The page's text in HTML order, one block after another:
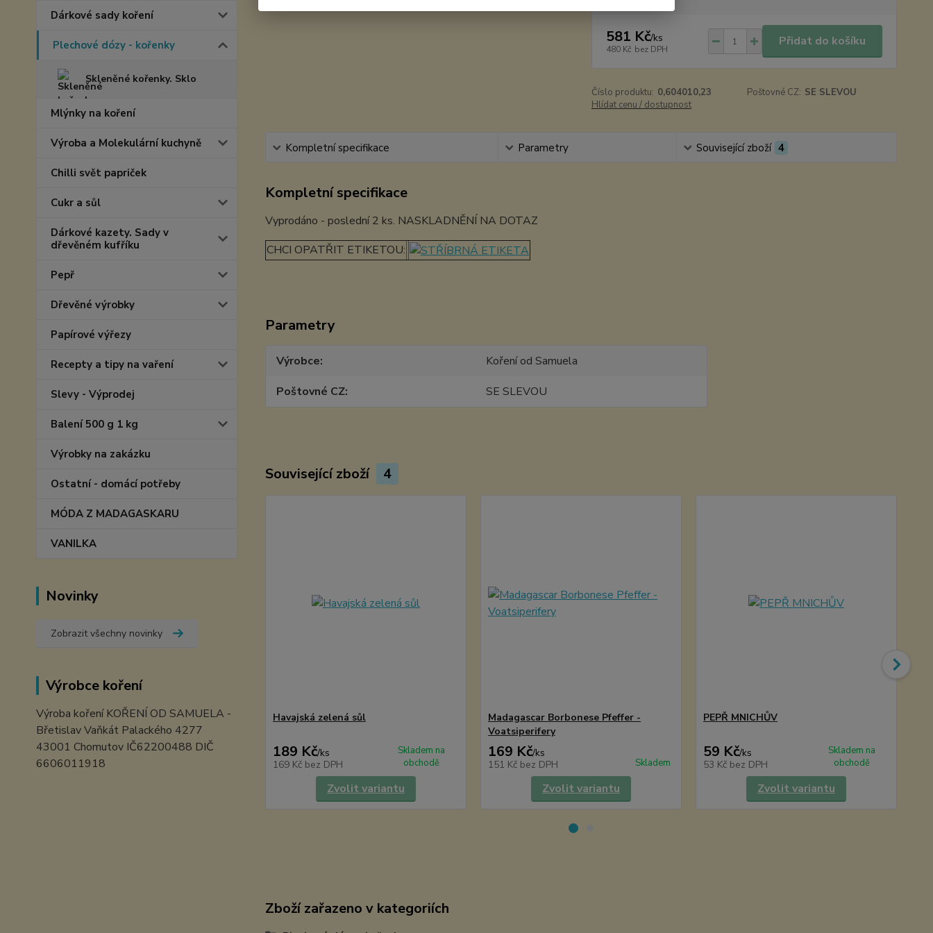
Dárkové sady koření
Plechové dózy - kořenky
Skleněné kořenky. Sklo
Mlýnky na koření
Výroba a Molekulární kuchyně
Chilli svět papriček
Cukr a sůl
Dárkové kazety. Sady v
dřevěném kufříku
Pepř
Dřevěné výrobky
Papírové výřezy
Recepty a tipy na vaření
Slevy - Výprodej
Balení 500 g 1 kg
Výrobky na zakázku
Ostatní - domácí potřeby
MÓDA Z MADAGASKARU
VANILKA
Novinky
Zobrazit všechny novinky
Výrobce koření
Výroba koření KOŘENÍ OD SAMUELA -
Břetislav Vaňkát Palackého 4277
43001 Chomutov IČ62200488 DIČ
6606011918
581 Kč/ks
480 Kč bez DPH
Přidat do košíku
Číslo produktu: 0,604010,23 Poštovné CZ: SE SLEVOU
Hlídat cenu / dostupnost
Kompletní specifikace Parametry Související zboží 4
Kompletní specifikace
Vyprodáno - poslední 2 ks. NASKLADNĚNÍ NA DOTAZ
CHCI OPATŘIT ETIKETOU:
Parametry
Výrobce
Koření od Samuela
Poštovné CZ
SE SLEVOU
Související zboží 4
Havajská zelená sůl
189 Kč/ks
169 Kč bez DPH
Skladem na
obchodě
Zvolit variantu
Madagascar Borbonese Pfeffer -
Voatsiperifery
169 Kč/ks
151 Kč bez DPH Skladem
Zvolit variantu
PEPŘ MNICHŮV
59 Kč/ks
53 Kč bez DPH
Skladem na
obchodě
Zvolit variantu
Zboží zařazeno v kategoriích